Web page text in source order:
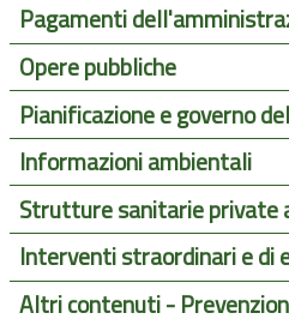
Pagamenti
Opere pubbliche
Pianificazione e governo
Informazioni ambientali
Strutture sanitarie private
Interventi straordinari e di
Altri contenuti -